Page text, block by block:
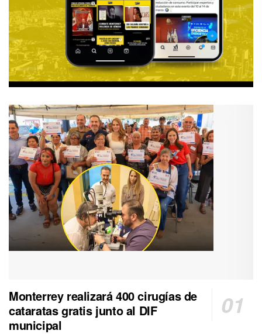
Monterrey realizará 400 cirugías de
cataratas gratis junto al DIF
municipal